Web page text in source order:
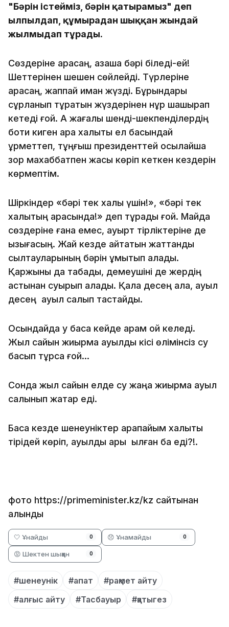
"Бәрін істейміз, бәрін қатырамыз" деп
ылпылдап, құмырадан шыққан жындай
жылмыңдап тұрады.
Сөздеріне қарасаң, қазақша бәрі біледі-ей!
Шеттерінен шешен сөйлейді. Түрлеріне
қарасаң, жаппай иман жүзді. Бұрындары
сұрланып тұратын жүздерінен нұр шашырап
кетеді ғой. Ақ жағалы шенді-шекпенділердің
боти киген қара халықты ел басындай
құрметтеп, тұңғыш президенттей осылайша
зор махаббатпен жақсы көріп кеткен кездерін
көрмептім.
Шіркіндер «бәрі тек халық үшін!», «бәрі тек
халықтың арқасында!» деп тұрады ғой. Майда
сөздеріне ғана емес, қауырт тірліктеріне де
қызығасың. Жай кезде айтатын жаттанды
сылтауларының бәрін ұмытып қалады.
Қаржыны да табады, демеушіні де жердің
астынан суырып алады. Қала десең қала, ауыл
десең ауыл салып тастайды.
Осындайда қу басқа кейде арам ой келеді.
Жыл сайын жиырма ауылды кісі өлімінсіз су
басып тұрса ғой...
Сонда жыл сайын елде су жаңа жиырма ауыл
салынып жатар еді.
Басқа кезде шенеуніктер қарапайым халықты
тірідей көріп, ауылды қарық қылған ба еді?!.
фото https://primeminister.kz/kz сайтынан
алынды
🤍 Ұнайды 0 😞 Ұнамайды 0
😡 Шектен шыққан 0
#шенеунік #апат
#рақмет айту
#алғыс айту
#Тасбауыр #қатыгез